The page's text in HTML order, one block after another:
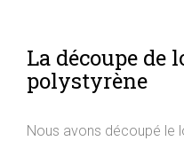
La découpe de
polystyrène
Nous avons découpé le